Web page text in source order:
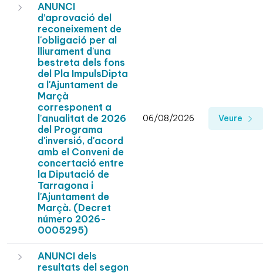
ANUNCI
d’aprovació del
reconeixement de
l'obligació per al
lliurament d'una
bestreta dels fons
del Pla ImpulsDipta
a l'Ajuntament de
Marçà
corresponent a
l'anualitat de 2026
del Programa
d'inversió, d'acord
amb el Conveni de
concertació entre
la Diputació de
Tarragona i
l'Ajuntament de
Marçà. (Decret
número 2026-
0005295)
06/08/2026 Veure
ANUNCI dels
resultats del segon